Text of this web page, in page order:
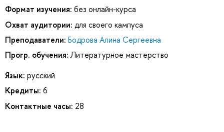
Формат изучения: без онлайн-курса
Охват аудитории: для своего кампуса
Преподаватели: Бодрова Алина Сергеевна
Прогр. обучения: Литературное мастерство
Язык: русский
Кредиты: 6
Контактные часы: 28